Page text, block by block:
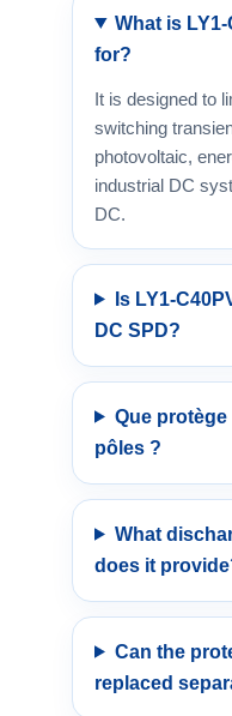
What is LY1-
for?
It is designed to
switching
photovoltaic,
industrial DC
DC.
Is LY1-
DC SPD?
Que
pôles ?
What
does it
Can the
replaced